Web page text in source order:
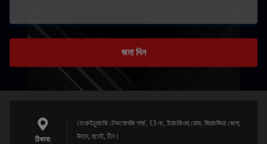
জমা দিন
ঠিকানা:
হেংরুইচুয়াংঝি টেকনোলজি পার্ক, 13 নং, ইয়াংকিওহু রোড, জিয়াংজিয়া জেলা,
উহান, হুবেই, চীন।